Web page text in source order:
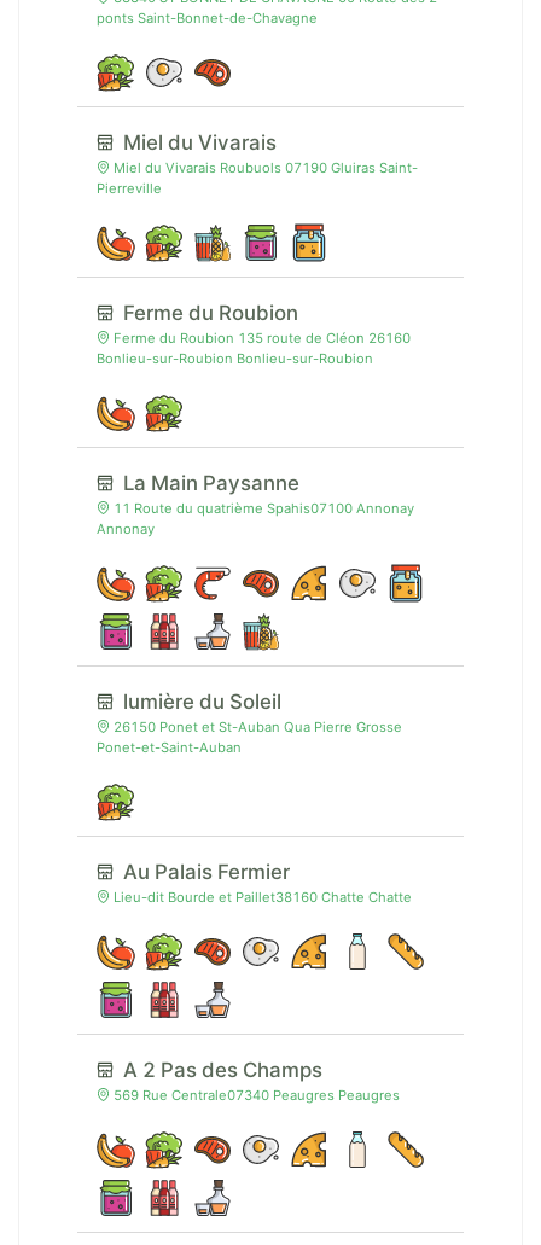
ponts Saint-Bonnet-de-Chavagne
Miel du Vivarais
Miel du Vivarais Roubuols 07190 Gluiras Saint-
Pierreville
Ferme du Roubion
Ferme du Roubion 135 route de Cléon 26160
Bonlieu-sur-Roubion Bonlieu-sur-Roubion
La Main Paysanne
11 Route du quatrième Spahis07100 Annonay
Annonay
lumière du Soleil
26150 Ponet et St-Auban Qua Pierre Grosse
Ponet-et-Saint-Auban
Au Palais Fermier
Lieu-dit Bourde et Paillet38160 Chatte Chatte
A 2 Pas des Champs
569 Rue Centrale07340 Peaugres Peaugres